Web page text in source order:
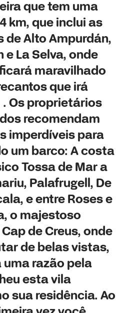
que tem uma
km, que inclui as
de Alto Ampurdán,
e La Selva, onde
maravilhado
que irá
Os proprietários
recomendam
imperdíveis para
um barco: A costa
Tossa de Mar a
Palafrugell, De
e entre Roses e
o majestoso
de Creus, onde
de belas vistas,
uma razão pela
esta vila
sua residência. Ao